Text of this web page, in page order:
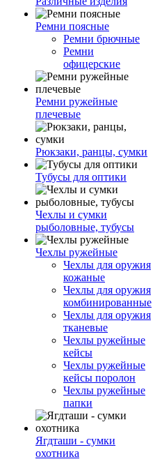
Ремни поясные
Ремни брючные
Ремни
офицерские
Ремни ружейные
плечевые
Рюкзаки, ранцы, сумки
Тубусы для оптики
Чехлы и сумки
рыболовные, тубусы
Чехлы ружейные
Чехлы для оружия
кожаные
Чехлы для оружия
комбинированные
Чехлы для оружия
тканевые
Чехлы ружейные
кейсы
Чехлы ружейные
кейсы поролон
Чехлы ружейные
папки
Ягдташи - сумки
охотника